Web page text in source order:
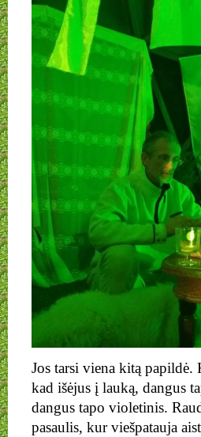
Jos tarsi viena kitą papildė.
kad išėjus į lauką, dangus
dangus tapo violetinis.
pasaulis, kur viešpatauja